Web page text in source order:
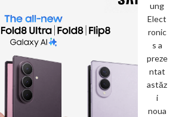
ung
Elect
ronic
s a
preze
ntat
astăz
i
noua